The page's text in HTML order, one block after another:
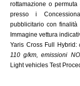
statistici anonimi
prima e terza
espresse nella
promozionali.
all’utilizzo di tutti i
potrai
rottamazione o
presso i
pubblicitario con finalità
Immagine vettura
Yaris Cross Full Hybrid:
110 g/km, emissioni
Light vehicles Test